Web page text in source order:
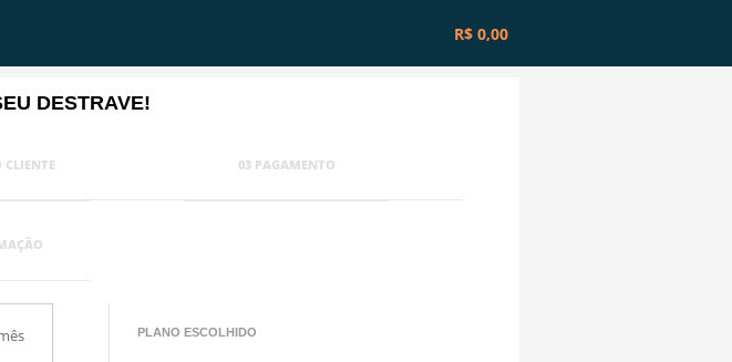
R$ 0,00
DESTRAVE!
CLIENTE 03 PAGAMENTO
PLANO ESCOLHIDO